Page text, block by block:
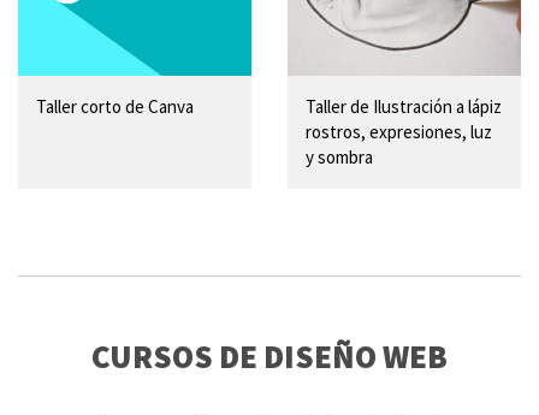
Taller corto de Canva
Taller de Ilustración a lápiz
rostros, expresiones, luz
y sombra
CURSOS DE DISEÑO WEB